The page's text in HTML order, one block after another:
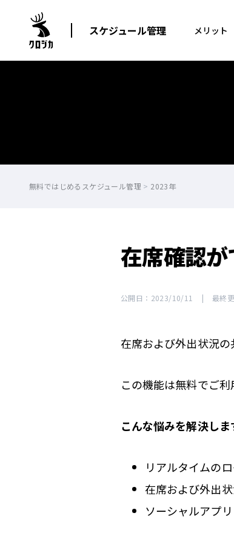
スケジュール管理 メリット
無料ではじめるスケジュール管理 > 2023年
在席確認
公開日：2023/10/11 | 最終
在席および外出状況の
この機能は無料でご利
こんな悩みを解決しま
リアルタイムの
在席および外出
ソーシャルアプ